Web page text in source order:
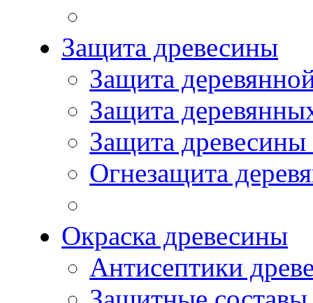
Защита древесины
Защита
Защита
Защита
Огнезащита
Окраска древесины
Антисептики